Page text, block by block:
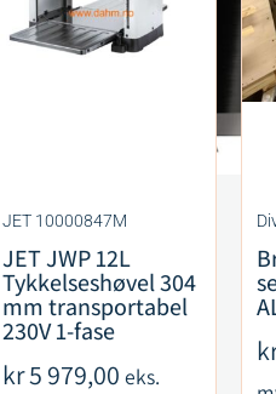
JET 10000847M
JET JWP 12L
Tykkelseshøvel 304
mm transportabel
230V 1-fase
kr5 979,00 eks.